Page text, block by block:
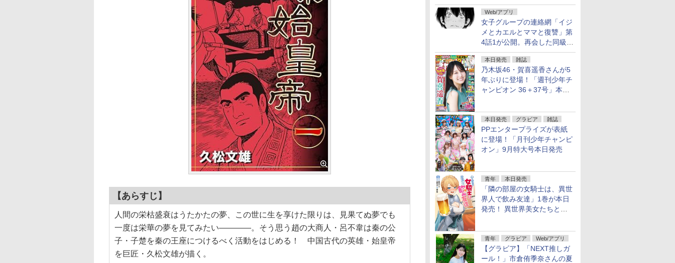
花嫁 -ヴァルキュリア-」1巻
本日発売
Web/アプリ
女子グループの連絡網「イジ
メとカエルとママと復讐」第
4話1が公開。再会した同級生
は……
本日発売 雑誌
乃木坂46・賀喜遥香さんが5
年ぶりに登場！「週刊少年チ
ャンピオン 36＋37号」本日
本日発売 グラビア 雑誌
PPエンタープライズが表紙
に登場！「月刊少年チャンピ
オン」9月特大号本日発売
青年 本日発売
「隣の部屋の女騎士は、異世
界人で飲み友達」1巻が本日
発売！ 異世界美女たちとハ
青年 グラビア Web/アプリ
【グラビア】「NEXT推しガ
ール！」市倉侑季奈さんの夏
【あらすじ】
人間の栄枯盛衰はうたかたの夢、この世に生を享けた限りは、見果てぬ夢でも
一度は栄華の夢を見てみたい――――。そう思う趙の大商人・呂不韋は秦の公
子・子楚を秦の王座につけるべく活動をはじめる！ 中国古代の英雄・始皇帝
を巨匠・久松文雄が描く。